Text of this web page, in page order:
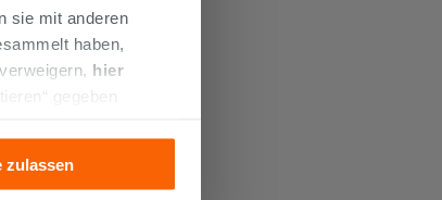
sie mit anderen
haben,
hier
gegeben
zulassen